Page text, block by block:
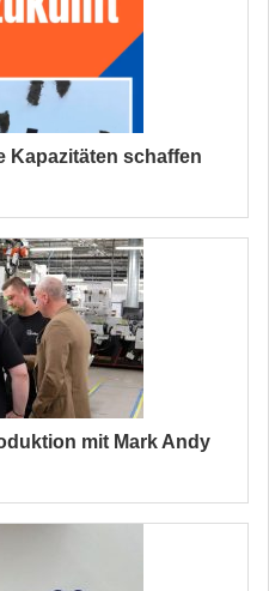
Kapazitäten schaffen
mit Mark Andy